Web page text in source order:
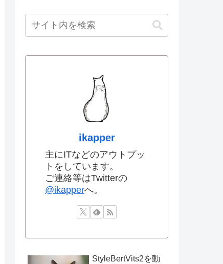
ikapper
主にITなどのアウトプッ
トをしています。
ご連絡等はTwitterの
@ikapperへ。
StyleBertVits2を動